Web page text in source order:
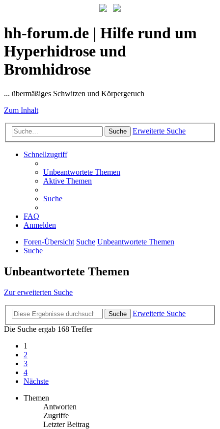
hh-forum.de | Hilfe rund um
Hyperhidrose und
Bromhidrose
... übermäßiges Schwitzen und Körpergeruch
Zum Inhalt
Suche Erweiterte Suche
Schnellzugriff
Unbeantwortete Themen
Aktive Themen
Suche
FAQ
Anmelden
Foren-Übersicht Suche Unbeantwortete Themen
Suche
Unbeantwortete Themen
Zur erweiterten Suche
Suche
Erweiterte Suche
Die Suche ergab 168 Treffer
1
2
3
4
Nächste
Themen
Antworten
Zugriffe
Letzter Beitrag